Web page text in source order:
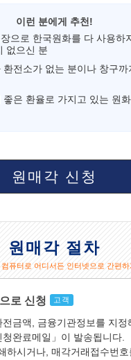
이런 분에게 추천!
장으로 한국원화를 다 사용하
없으신 분
환전소가 없는 분이나 창구
좋은 환율로 가지고 있는 원
원매각 신청
원매각 절차
퓨터로 어디서든 인터넷으로 간편하
로 신청 고객
금액, 금융기관정보를 지정
완료메일」이 발송됩니다.
하시거나, 매각거래접수번